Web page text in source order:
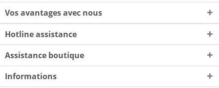
Vos avantages avec nous
Hotline assistance
Assistance boutique
Informations